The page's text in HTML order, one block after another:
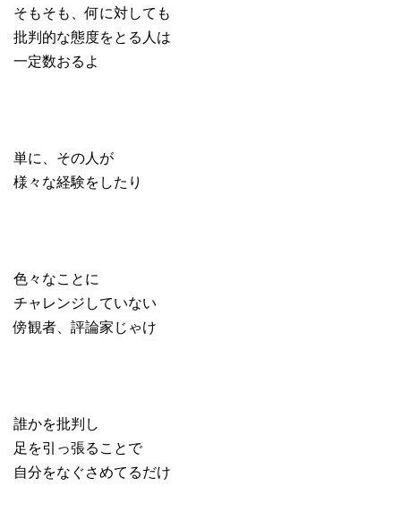
そもそも、何に対しても
批判的な態度をとる人は
一定数おるよ
単に、その人が
様々な経験をしたり
色々なことに
チャレンジしていない
傍観者、評論家じゃけ
誰かを批判し
足を引っ張ることで
自分をなぐさめてるだけ